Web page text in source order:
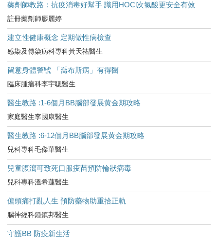
藥劑師教路：抗疫消毒好幫手 識用HOCl次氯酸更安全有效
註冊藥劑師廖麗婷
建立性健康概念 定期做性病檢查
感染及傳染病科專科黃天祐醫生
留意身體警號 「喬布斯病」有得醫
臨床腫瘤科李宇聰醫生
醫生教路 :1-6個月BB腦部發展黄金期攻略
家庭醫生李國康醫生
醫生教路 :6-12個月BB腦部發展黄金期攻略
兒科專科毛傑華醫生
兒童腹瀉可致死口服疫苗預防輪狀病毒
兒科專科溫希蓮醫生
偏頭痛打亂人生 預防藥物助重拾正軌
腦神經科鍾鎮邦醫生
守護BB 防疫新生活